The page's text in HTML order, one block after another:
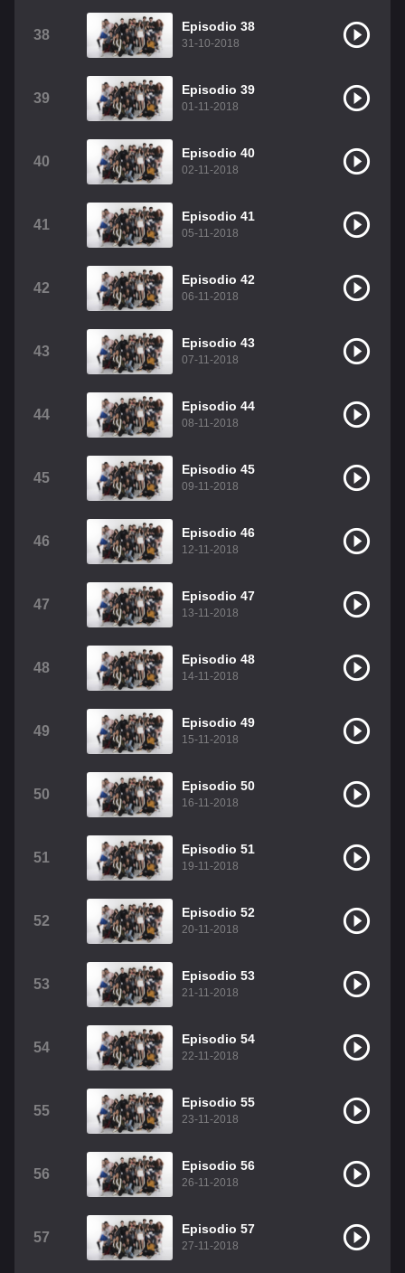
38
Episodio 38
31-10-2018
39
Episodio 39
01-11-2018
40
Episodio 40
02-11-2018
41
Episodio 41
05-11-2018
42
Episodio 42
06-11-2018
43
Episodio 43
07-11-2018
44
Episodio 44
08-11-2018
45
Episodio 45
09-11-2018
46
Episodio 46
12-11-2018
47
Episodio 47
13-11-2018
48
Episodio 48
14-11-2018
49
Episodio 49
15-11-2018
50
Episodio 50
16-11-2018
51
Episodio 51
19-11-2018
52
Episodio 52
20-11-2018
53
Episodio 53
21-11-2018
54
Episodio 54
22-11-2018
55
Episodio 55
23-11-2018
56
Episodio 56
26-11-2018
57
Episodio 57
27-11-2018